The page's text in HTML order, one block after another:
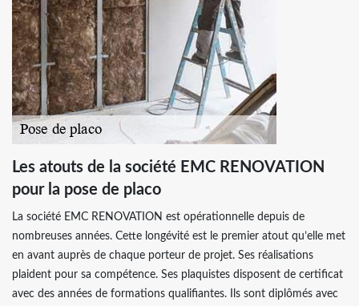
Les atouts de la société EMC RENOVATION
pour la pose de placo
La société EMC RENOVATION est opérationnelle depuis de
nombreuses années. Cette longévité est le premier atout qu’elle met
en avant auprès de chaque porteur de projet. Ses réalisations
plaident pour sa compétence. Ses plaquistes disposent de certificat
avec des années de formations qualifiantes. Ils sont diplômés avec